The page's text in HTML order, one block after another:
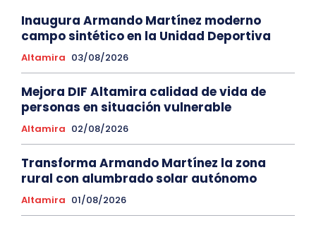
Inaugura Armando Martínez moderno
campo sintético en la Unidad Deportiva
Altamira 03/08/2026
Mejora DIF Altamira calidad de vida de
personas en situación vulnerable
Altamira 02/08/2026
Transforma Armando Martínez la zona
rural con alumbrado solar autónomo
Altamira 01/08/2026